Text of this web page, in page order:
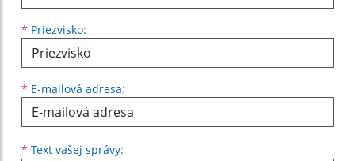
* Priezvisko:
* E-mailová adresa:
* Text vašej správy: